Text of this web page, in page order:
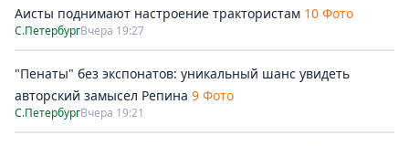
Аисты поднимают настроение трактористам 10 Фото
С.ПетербургВчера 19:27
"Пенаты" без экспонатов: уникальный шанс увидеть
авторский замысел Репина 9 Фото
С.ПетербургВчера 19:21